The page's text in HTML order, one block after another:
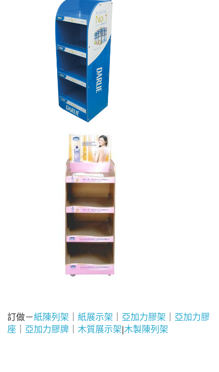
訂做－紙陳列架 紙展示架 亞加力膠架
亞加力膠
座
亞加力膠牌 木質展示架 木製陳列架